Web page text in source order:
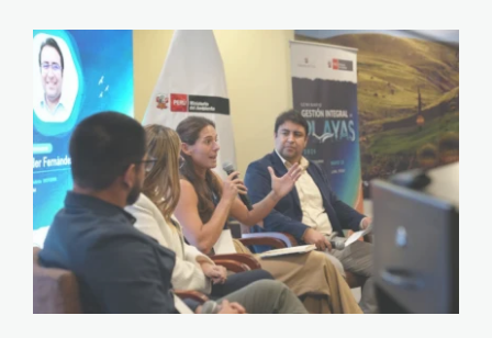
SEMIMARIO-
PLAYAS-CARO-
MINAM